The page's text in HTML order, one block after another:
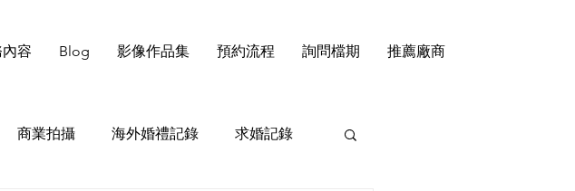
容 Blog 影像作品集 預約流程 詢問檔期 推薦廠商
商業拍攝 海外婚禮記錄 求婚記錄